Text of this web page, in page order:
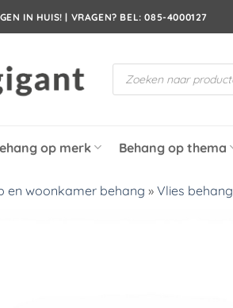
IN HUIS! | VRAGEN? BEL: 085-4000127
Producten
zoeken
op merk Behang op thema
en woonkamer behang » Vlies behang